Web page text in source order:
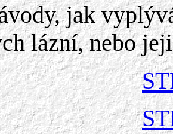
jak
lázní, nebo